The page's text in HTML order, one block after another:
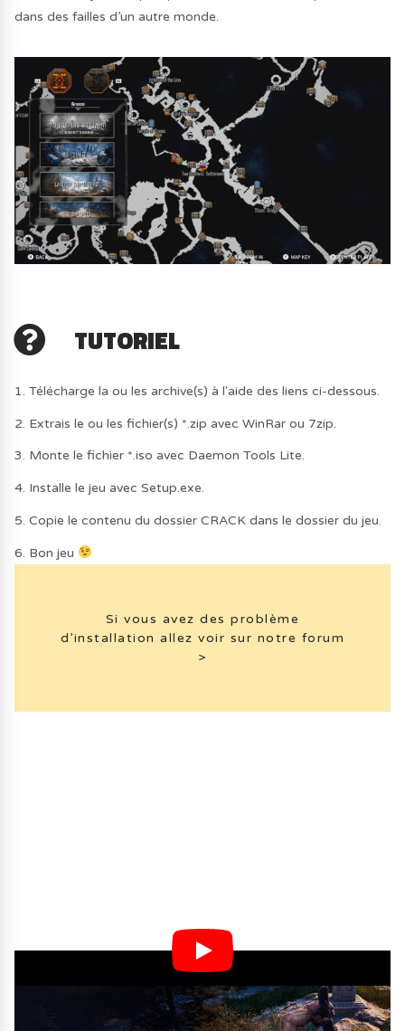
dans des failles d’un autre monde.
TUTORIEL
1. Télécharge la ou les archive(s) à l'aide des liens ci-dessous.
2. Extrais le ou les fichier(s) *.zip avec WinRar ou 7zip.
3. Monte le fichier *.iso avec Daemon Tools Lite.
4. Installe le jeu avec Setup.exe.
5. Copie le contenu du dossier CRACK dans le dossier du jeu.
6. Bon jeu
Si vous avez des problème
d’installation allez voir sur notre forum
>